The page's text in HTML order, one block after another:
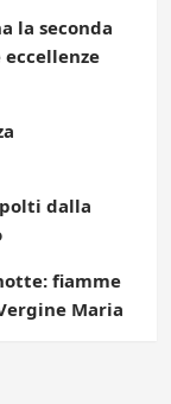
la seconda
dalla
fiamme
Maria